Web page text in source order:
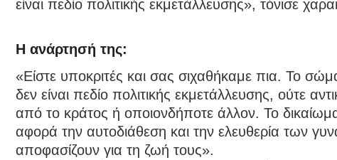
είναι πεδίο πολιτικής εκμετάλλευσης», τόνισε
Η ανάρτησή της:
«Είστε υποκριτές και σας σιχαθήκαμε πια. Το
δεν είναι πεδίο πολιτικής εκμετάλλευσης, ούτε
από το κράτος ή οποιονδήποτε άλλον. Το
αφορά την αυτοδιάθεση και την ελευθερία των
αποφασίζουν για τη ζωή τους».